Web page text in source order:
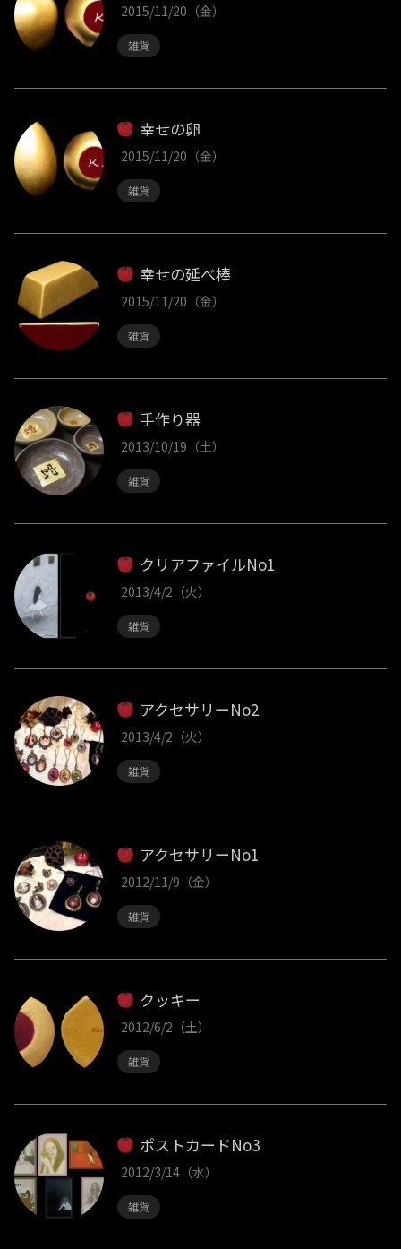
2015/11/20（金）
雑貨
幸せの卵
2015/11/20（金）
雑貨
幸せの延べ棒
2015/11/20（金）
雑貨
手作り器
2013/10/19（土）
雑貨
クリアファイルNo1
2013/4/2（火）
雑貨
アクセサリーNo2
2013/4/2（火）
雑貨
アクセサリーNo1
2012/11/9（金）
雑貨
クッキー
2012/6/2（土）
雑貨
ポストカードNo3
2012/3/14（水）
雑貨